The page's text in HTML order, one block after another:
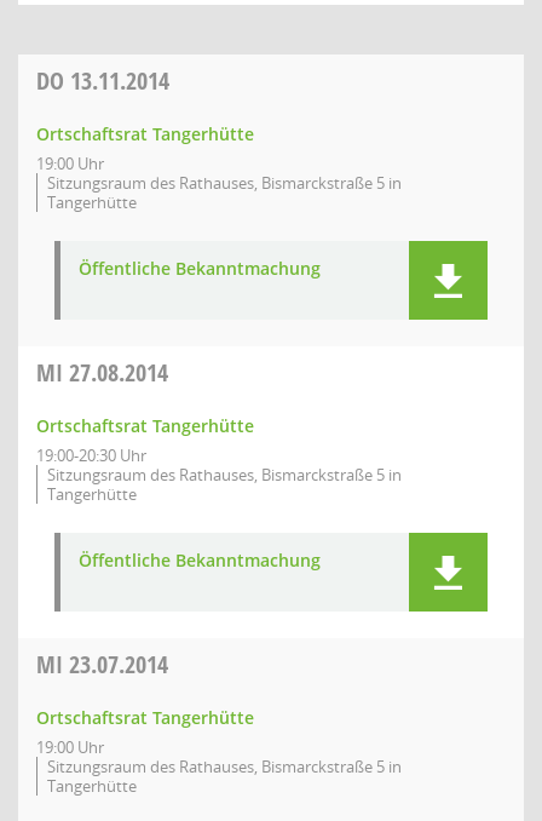
DO 13.11.2014
Ortschaftsrat Tangerhütte
19:00 Uhr
Sitzungsraum des Rathauses, Bismarckstraße 5 in
Tangerhütte
Öffentliche Bekanntmachung
MI 27.08.2014
Ortschaftsrat Tangerhütte
19:00-20:30 Uhr
Sitzungsraum des Rathauses, Bismarckstraße 5 in
Tangerhütte
Öffentliche Bekanntmachung
MI 23.07.2014
Ortschaftsrat Tangerhütte
19:00 Uhr
Sitzungsraum des Rathauses, Bismarckstraße 5 in
Tangerhütte